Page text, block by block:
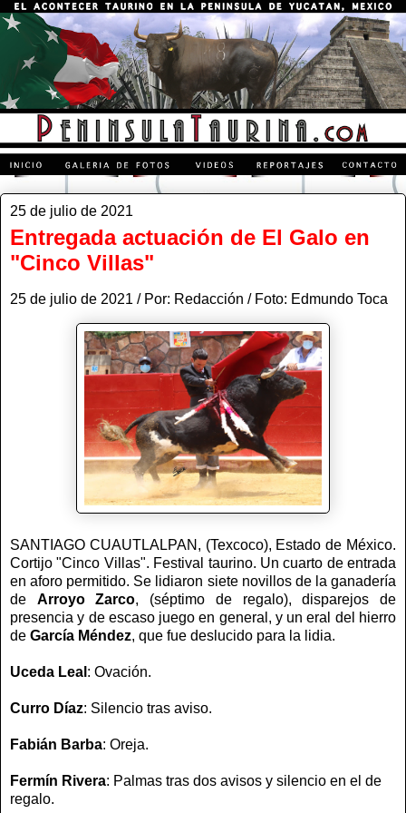
25 de julio de 2021
Entregada actuación de El Galo en
"Cinco Villas"
25 de julio de 2021 / Por: Redacción / Foto: Edmundo Toca
SANTIAGO CUAUTLALPAN, (Texcoco), Estado de México.
Cortijo "Cinco Villas". Festival taurino. Un cuarto de entrada
en aforo permitido. Se lidiaron siete novillos de la ganadería
de Arroyo Zarco, (séptimo de regalo), disparejos de
presencia y de escaso juego en general, y un eral del hierro
de García Méndez, que fue deslucido para la lidia.
Uceda Leal : Ovación.
Curro Díaz: Silencio tras aviso.
Fabián Barba: Oreja.
Fermín Rivera: Palmas tras dos avisos y silencio en el de
regalo.